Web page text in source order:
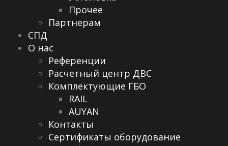
Прочее
Партнерам
СПД
О нас
Референции
Расчетный центр ДВС
Комплектующие ГБО
RAIL
AUYAN
Контакты
Сертификаты оборудование